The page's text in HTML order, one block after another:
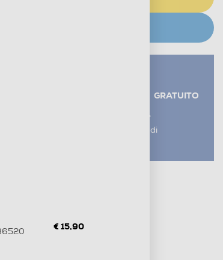
GRATUITO
*I servizi sono esclusi dal costo di
€ 15,90